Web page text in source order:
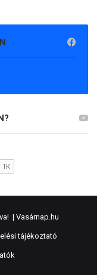
| Vasárnap.hu
tájékoztató